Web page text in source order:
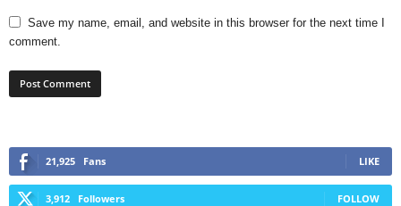
Save my name, email, and website in this browser for the next time I
comment.
21,925 Fans LIKE
3,912 Followers FOLLOW